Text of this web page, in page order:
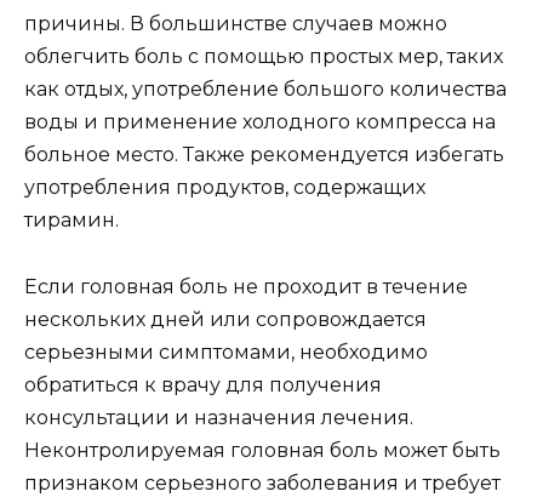
причины. В большинстве случаев можно
облегчить боль с помощью простых мер, таких
как отдых, употребление большого количества
воды и применение холодного компресса на
больное место. Также рекомендуется избегать
употребления продуктов, содержащих
тирамин.
Если головная боль не проходит в течение
нескольких дней или сопровождается
серьезными симптомами, необходимо
обратиться к врачу для получения
консультации и назначения лечения.
Неконтролируемая головная боль может быть
признаком серьезного заболевания и требует